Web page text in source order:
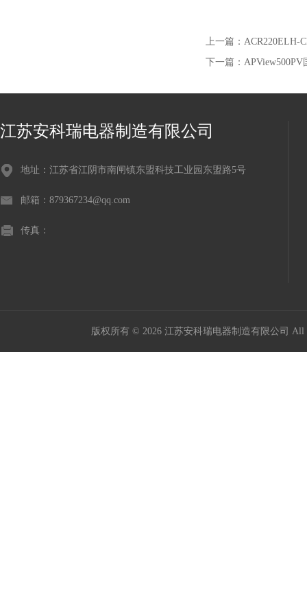
上一篇： ACR220ELH-
下一篇：
江苏安科瑞电器制造有限公司
地址：江苏省江阴市南闸镇东盟科技工业园东盟路5号
邮箱：879367234@qq.com
传真：
版权所有 © 2026 江苏安科瑞电器制造有限公司